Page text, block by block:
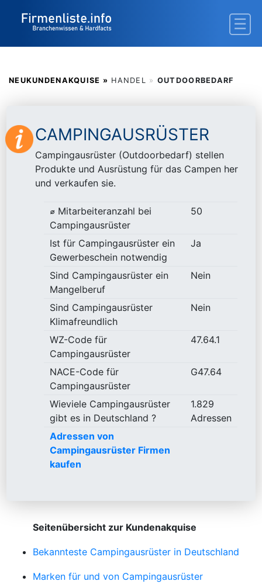
NEUKUNDENAKQUISE » HANDEL » OUTDOORBEDARF
CAMPINGAUSRÜSTER
Campingausrüster (Outdoorbedarf) stellen
Produkte und Ausrüstung für das Campen her
und verkaufen sie.
⌀ Mitarbeiteranzahl bei
Campingausrüster
50
Ist für Campingausrüster ein
Gewerbeschein notwendig
Ja
Sind Campingausrüster ein
Mangelberuf
Nein
Sind Campingausrüster
Klimafreundlich
Nein
WZ-Code für
Campingausrüster
47.64.1
NACE-Code für
Campingausrüster
G47.64
Wieviele Campingausrüster
gibt es in Deutschland ?
1.829
Adressen
Adressen von
Campingausrüster Firmen
kaufen
Seitenübersicht zur Kundenakquise
Bekannteste Campingausrüster in Deutschland
Marken für und von Campingausrüster